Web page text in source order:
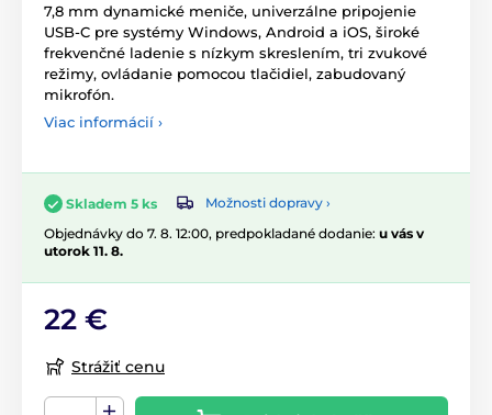
7,8 mm dynamické meniče, univerzálne pripojenie
USB-C pre systémy Windows, Android a iOS, široké
frekvenčné ladenie s nízkym skreslením, tri zvukové
režimy, ovládanie pomocou tlačidiel, zabudovaný
mikrofón.
Viac informácií ›
Skladem 5 ks
Možnosti dopravy ›
Objednávky do 7. 8. 12:00, predpokladané dodanie: u vás v
utorok 11. 8.
22 €
Strážiť cenu